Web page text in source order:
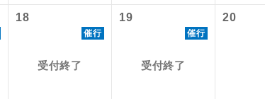
18
催行
受付終了
19
催行
受付終了
20
旅客施設使用料は含まれておりません。別途お支
6/4 羽田空港：大人2,320円、子供2,320円
ド乗務 バスガイドが乗務し、車内での観光
初登場のコースです。